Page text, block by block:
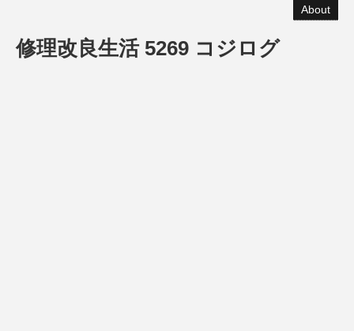
About
修理改良生活 5269 コジログ